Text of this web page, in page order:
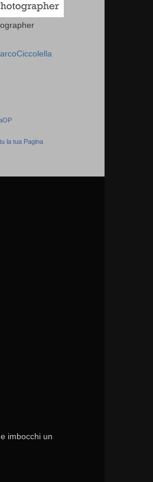
la tua Pagina
imbocchi un